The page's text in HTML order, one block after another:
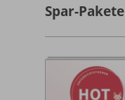
Spar-Pakete